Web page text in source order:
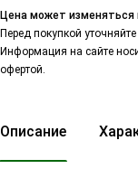
Цена может изменяться
Перед покупкой
Информация на сайте
офертой.
Описание